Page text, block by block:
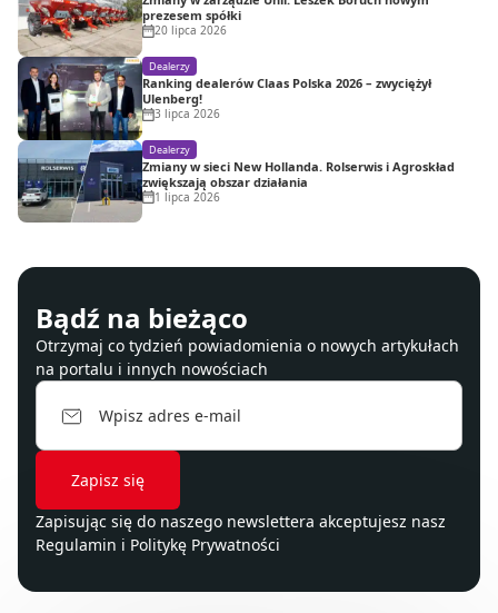
prezesem spółki
20 lipca 2026
Dealerzy
Ranking dealerów Claas Polska 2026 – zwyciężył
Ulenberg!
3 lipca 2026
Dealerzy
Zmiany w sieci New Hollanda. Rolserwis i Agroskład
zwiększają obszar działania
1 lipca 2026
Bądź na bieżąco
Otrzymaj co tydzień powiadomienia o nowych artykułach
na portalu i innych nowościach
Zapisując się do naszego newslettera akceptujesz nasz
Regulamin i Politykę Prywatności